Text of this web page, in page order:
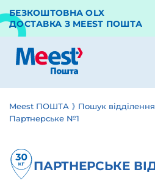
БЕЗКОШТОВНА OLX
ДОСТАВКА З MEEST ПОШТА
Meest ПОШТА
Пошук відділення
Партнерське №1
ПАРТНЕРСЬКЕ